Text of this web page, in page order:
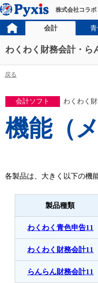
株式会社コラボ
会計
わくわく財務会計・ら
戻る
会計ソフト わくわく
機能（
各製品は、大きく以下の機
製品種類
わくわく青色申告11
わくわく財務会計11
らんらん財務会計11